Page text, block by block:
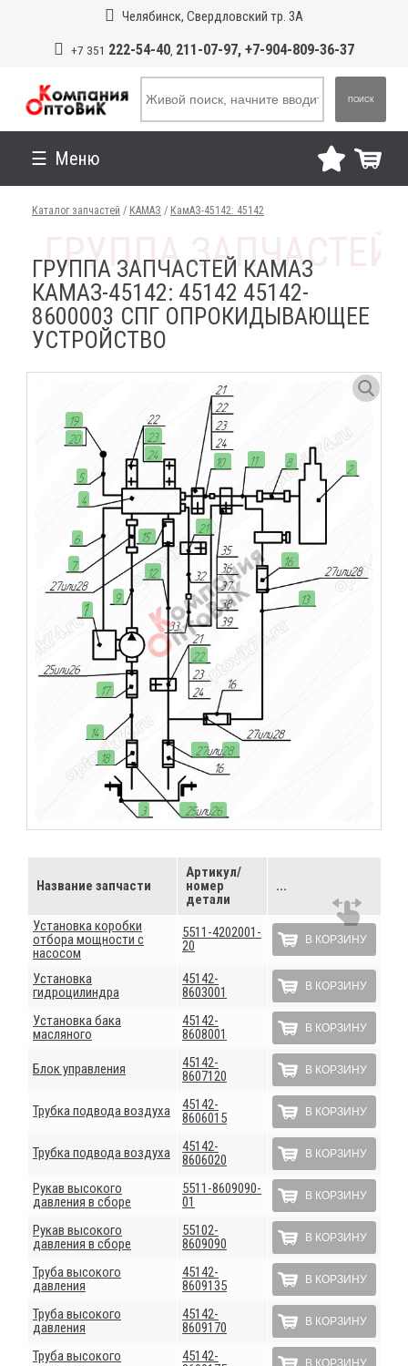
Челябинск, Свердловский тр. 3А
+7 351 222-54-40, 211-07-97, +7-904-809-36-37
ПОИСК
Меню
Каталог запчастей / КАМАЗ / КамАЗ-45142: 45142
ГРУППА ЗАПЧАСТЕЙ КАМАЗ
КАМАЗ-45142: 45142 45142-
8600003 СПГ ОПРОКИДЫВАЮЩЕЕ
УСТРОЙСТВО
Название запчасти
Артикул/
номер
детали
...
Установка коробки
отбора мощности с
насосом
5511-4202001-
20
В КОРЗИНУ
Установка
гидроцилиндра
45142-
8603001
В КОРЗИНУ
Установка бака
масляного
45142-
8608001
В КОРЗИНУ
Блок управления
45142-
8607120
В КОРЗИНУ
Трубка подвода воздуха
45142-
8606015
В КОРЗИНУ
Трубка подвода воздуха
45142-
8606020
В КОРЗИНУ
Рукав высокого
давления в сборе
5511-8609090-
01
В КОРЗИНУ
Рукав высокого
давления в сборе
55102-
8609090
В КОРЗИНУ
Труба высокого
давления
45142-
8609135
В КОРЗИНУ
Труба высокого
давления
45142-
8609170
В КОРЗИНУ
Труба высокого
45142-